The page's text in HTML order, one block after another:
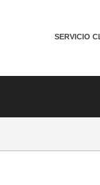
SERVICIO